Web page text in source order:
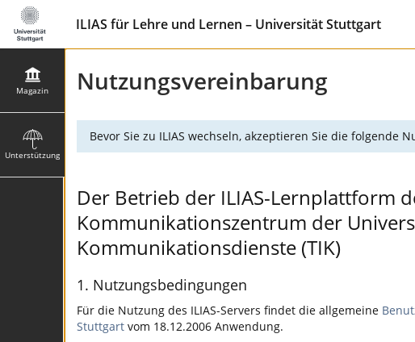
ILIAS für Lehre und Lernen – Universität Stuttgart
Magazin
Unterstützung
Nutzungsvereinbarung
Bevor Sie zu ILIAS wechseln, akzeptieren Sie die folgende
Der Betrieb der ILIAS-Lernplattform
Kommunikationszentrum der
Kommunikationsdienste (TIK)
1. Nutzungsbedingungen
Für die Nutzung des ILIAS-Servers findet die allgemeine
Stuttgart vom 18.12.2006 Anwendung.